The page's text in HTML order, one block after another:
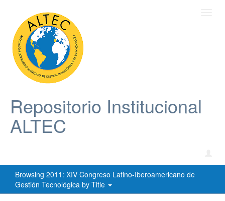
Repositorio Institucional
ALTEC
Browsing 2011: XIV Congreso Latino-Iberoamericano de
Gestión Tecnológica by Title